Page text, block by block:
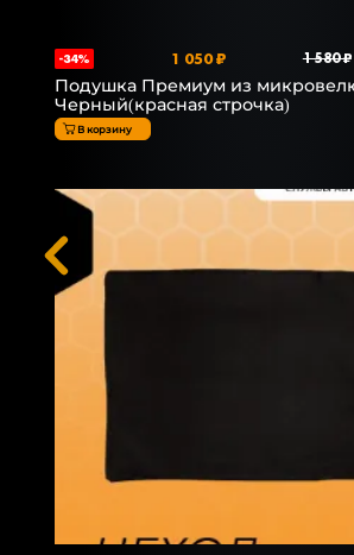
-34% 1 050 ₽ 1 580 ₽
Подушка Премиум из
Черный(красная строчка)
В корзину